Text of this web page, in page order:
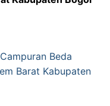
Beda
Barat Kabupaten